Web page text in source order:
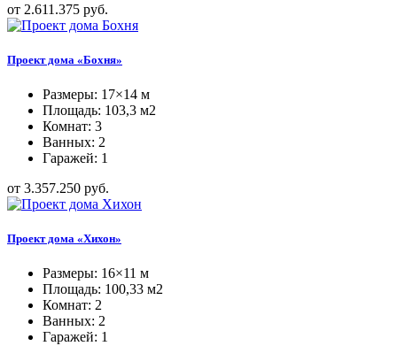
от 2.611.375 руб.
Проект дома «Бохня»
Размеры: 17×14 м
Площадь: 103,3 м2
Комнат: 3
Ванных: 2
Гаражей: 1
от 3.357.250 руб.
Проект дома «Хихон»
Размеры: 16×11 м
Площадь: 100,33 м2
Комнат: 2
Ванных: 2
Гаражей: 1